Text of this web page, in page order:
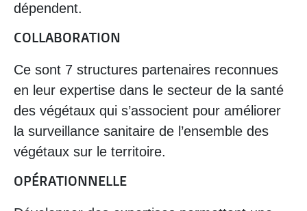
dépendent.
COLLABORATION
Ce sont 7 structures partenaires reconnues
en leur expertise dans le secteur de la santé
des végétaux qui s’associent pour améliorer
la surveillance sanitaire de l’ensemble des
végétaux sur le territoire.
OPÉRATIONNELLE